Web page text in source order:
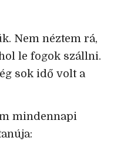
Nem néztem rá,
le fogok szállni.
sok idő volt a
mindennapi